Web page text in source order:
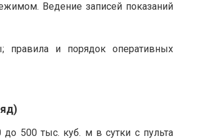
Ведение записей показаний
правила и порядок оперативных
500 тыс. куб. м в сутки с пульта